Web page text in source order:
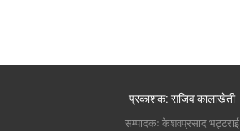
प्रकाशक: सजिव कालाखेती
सम्पादकः केशवप्रसाद भट्टराई